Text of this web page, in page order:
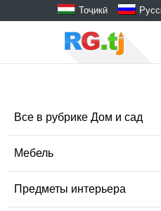
Тоҷикӣ
Все в рубрике Дом и сад
Мебель
Предметы интерьера